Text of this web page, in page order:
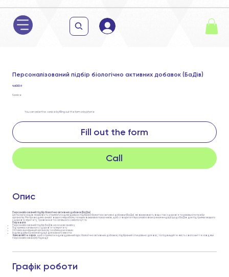
Персоналізований підбір біологічно активних добавок (БаДів)
4 600 ₴
Service
You can order the service by filling out the form or by phone
Fill out the form
Call
Опис
Персоналізований підбір біологічно активних добавок (БаДів)
Ця послуга надає можливість отримати індивідуально підібрані біологічно активні добавки (БаДи), які враховують ваш стан здоров'я та унікальні потреби
організму. Ми проводимо аналіз вашого мікробіому та інших важливих показників, щоб створити персоналізовані рекомендації щодо БаДів для підтримки вашого
здоров'я, імунітету, травлення та загального самопочуття.
Переваги:
Персоналізований підбір БаДів на основі аналізу
Підтримка загального здоров'я та імунітету
Оптимізація функцій організму та обміну речовин
Індивідуальні рекомендації для кожного клієнта
Замовляйте зараз , щоб отримати індивідуальний курс біологічно активних добавок, підібраний спеціально для вас, та підвищуйте якість свого життя завдяки
персоналізованому підходу!
Графік роботи